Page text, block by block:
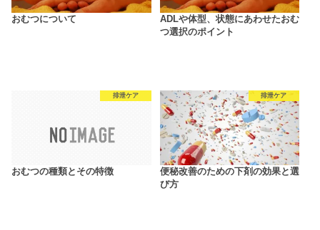
おむつについて
ADLや体型、状態にあわせたおむ
つ選択のポイント
排泄ケア
おむつの種類とその特徴
排泄ケア
便秘改善のための下剤の効果と選
び方